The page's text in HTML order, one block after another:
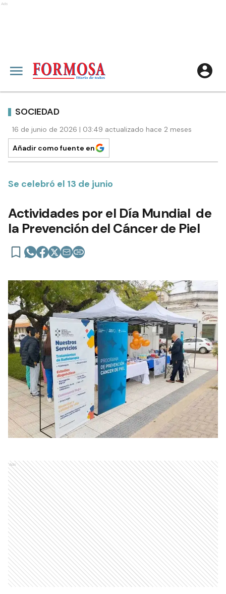
Ads
SOCIEDAD
16 de junio de 2026 | 03:49 actualizado hace 2 meses
Añadir como fuente en
Se celebró el 13 de junio
Actividades por el Día Mundial de
la Prevención del Cáncer de Piel
Ads